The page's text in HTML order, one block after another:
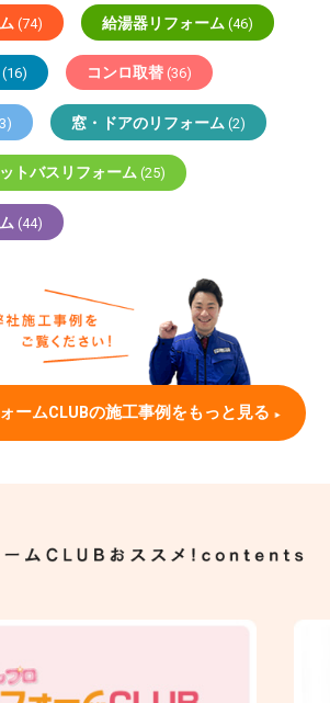
(74) 給湯器リフォーム (46)
コンロ取替 (36)
窓・ドアのリフォーム (2)
トバスリフォーム(25)
(44)
ームCLUBの施工事例をもっと見る